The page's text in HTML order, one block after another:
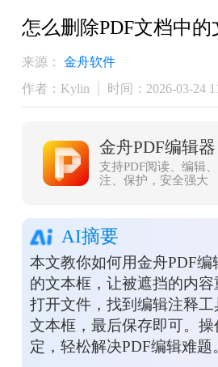
怎么删除PDF文档中的
来源：
金舟软件
作者：Kylin
时间：2026-03-24
金舟PDF编辑器
支持PDF阅读、编辑
注、保护，安全强大
AI摘要
本文教你如何用金舟PDF编
的文本框，让被遮挡的内
打开文件，找到编辑注释
文本框，最后保存即可。
定，轻松解决PDF编辑难题